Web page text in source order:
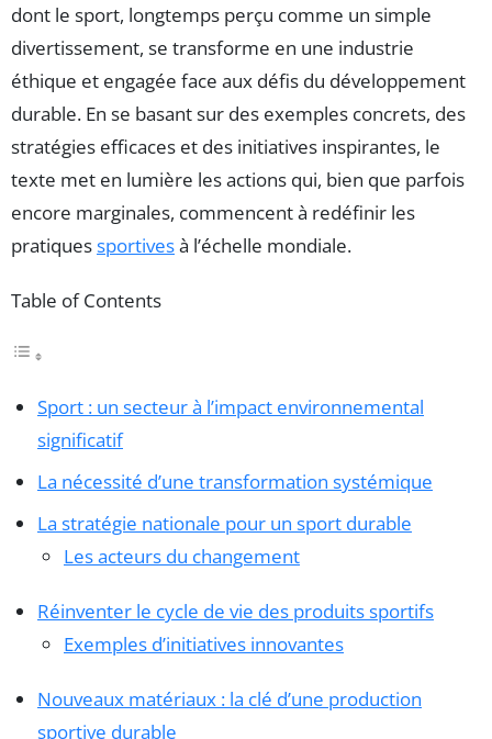
dont le sport, longtemps perçu comme un simple
divertissement, se transforme en une industrie
éthique et engagée face aux défis du développement
durable. En se basant sur des exemples concrets, des
stratégies efficaces et des initiatives inspirantes, le
texte met en lumière les actions qui, bien que parfois
encore marginales, commencent à redéfinir les
pratiquessportivesà l’échelle mondiale.
Table of Contents
Sport : un secteur à l’impact environnemental
significatif
La nécessité d’une transformation systémique
La stratégie nationale pour un sport durable
Les acteurs du changement
Réinventer le cycle de vie des produits sportifs
Exemples d’initiatives innovantes
Nouveaux matériaux : la clé d’une production
sportive durable